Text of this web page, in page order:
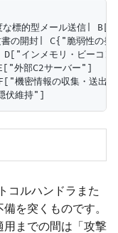
的型メール送信| B["
開封| C{"脆弱性の発
インメモリ・ビーコン
外部C2サーバー"]
機密情報の収集・送出"]
コルハンドラまた
を突くものです。
用までの間は「攻撃